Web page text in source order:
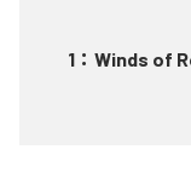
1 ： Winds of